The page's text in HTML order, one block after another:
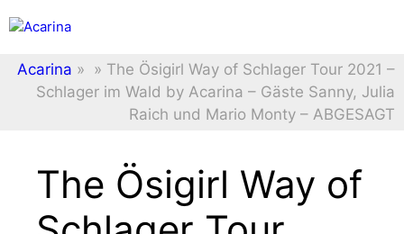
Inhalt
Acarina » » The Ösigirl Way of Schlager Tour 2021 –
Schlager im Wald by Acarina – Gäste Sanny, Julia
Raich und Mario Monty – ABGESAGT
The Ösigirl Way of